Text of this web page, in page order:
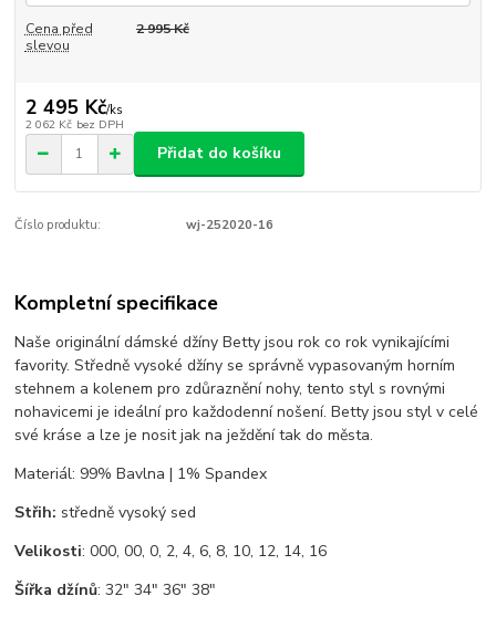
Cena před
slevou
2 995 Kč
2 495 Kč/ks
2 062 Kč bez DPH
Přidat do košíku
Číslo produktu: wj-252020-16
Kompletní specifikace
Naše originální dámské džíny Betty jsou rok co rok vynikajícími
favority. Středně vysoké džíny se správně vypasovaným horním
stehnem a kolenem pro zdůraznění nohy, tento styl s rovnými
nohavicemi je ideální pro každodenní nošení. Betty jsou styl v celé
své kráse a lze je nosit jak na ježdění tak do města.
Materiál: 99% Bavlna | 1% Spandex
Střih: středně vysoký sed
Velikosti: 000, 00, 0, 2, 4, 6, 8, 10, 12, 14, 16
Šířka džínů: 32" 34" 36" 38"